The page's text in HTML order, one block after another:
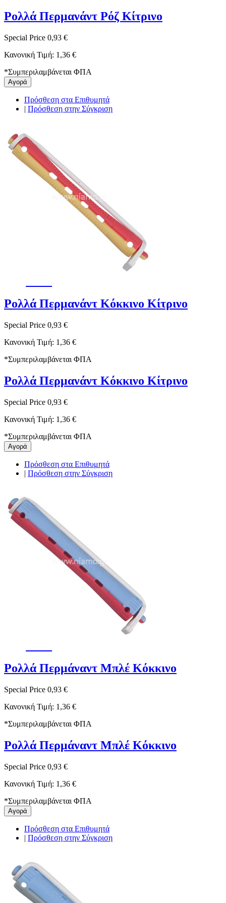
Ρολλά Περμανάντ Ρόζ Κίτρινο
Special Price 0,93 €
Κανονική Τιμή: 1,36 €
*Συμπεριλαμβάνεται ΦΠΑ
Αγορά
Πρόσθεση στα Επιθυμητά
| Πρόσθεση στην Σύγκριση
Ρολλά Περμανάντ Κόκκινο Κίτρινο
Special Price 0,93 €
Κανονική Τιμή: 1,36 €
*Συμπεριλαμβάνεται ΦΠΑ
Ρολλά Περμανάντ Κόκκινο Κίτρινο
Special Price 0,93 €
Κανονική Τιμή: 1,36 €
*Συμπεριλαμβάνεται ΦΠΑ
Αγορά
Πρόσθεση στα Επιθυμητά
| Πρόσθεση στην Σύγκριση
Ρολλά Περμάναντ Μπλέ Κόκκινο
Special Price 0,93 €
Κανονική Τιμή: 1,36 €
*Συμπεριλαμβάνεται ΦΠΑ
Ρολλά Περμάναντ Μπλέ Κόκκινο
Special Price 0,93 €
Κανονική Τιμή: 1,36 €
*Συμπεριλαμβάνεται ΦΠΑ
Αγορά
Πρόσθεση στα Επιθυμητά
| Πρόσθεση στην Σύγκριση